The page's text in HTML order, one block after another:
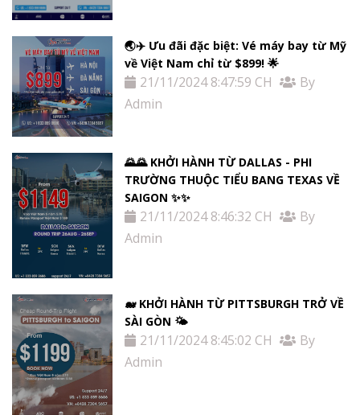
🌏✈️ Ưu đãi đặc biệt: Vé máy bay từ Mỹ
về Việt Nam chỉ từ $899! 🌟
21/11/2024 8:47:59 CH
By
Admin
🌄🌄 KHỞI HÀNH TỪ DALLAS - PHI
TRƯỜNG THUỘC TIỂU BANG TEXAS VỀ
SAIGON ✨✨
21/11/2024 8:46:32 CH
By
Admin
🐋 KHỞI HÀNH TỪ PITTSBURGH TRỞ VỀ
SÀI GÒN 🌤
21/11/2024 8:45:02 CH
By
Admin